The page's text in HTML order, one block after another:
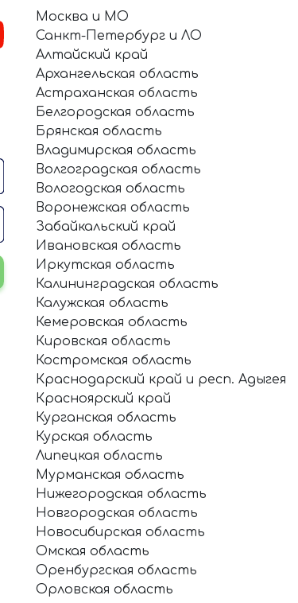
Москва и МО
Санкт-Петербург и ЛО
Алтайский край
Архангельская область
Астраханская область
Белгородская область
Брянская область
Владимирская область
Волгоградская область
Вологодская область
Воронежская область
Забайкальский край
Ивановская область
Иркутская область
Калининградская область
Калужская область
Кемеровская область
Кировская область
Костромская область
Краснодарский край и респ. Адыгея
Красноярский край
Курганская область
Курская область
Липецкая область
Мурманская область
Нижегородская область
Новгородская область
Новосибирская область
Омская область
Оренбургская область
Орловская область